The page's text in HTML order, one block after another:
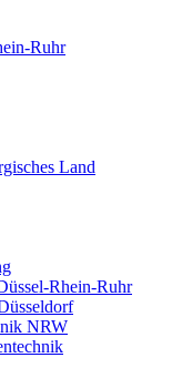
Ruhr
Land
Rhein-Ruhr
NRW